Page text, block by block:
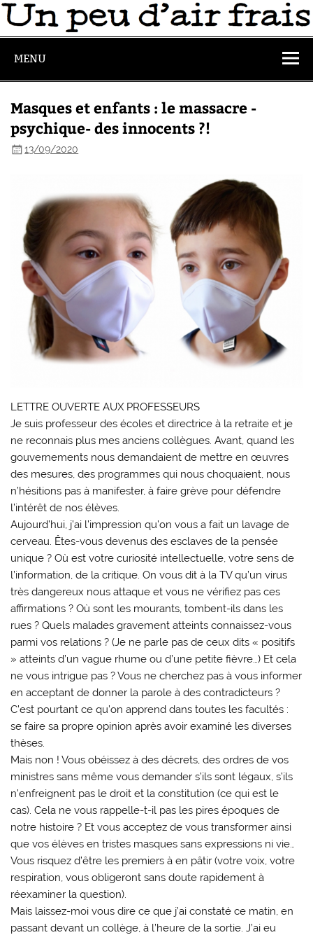
MENU
Masques et enfants : le massacre -
psychique- des innocents ?!
13/09/2020
LETTRE OUVERTE AUX PROFESSEURS
Je suis professeur des écoles et directrice à la retraite et je
ne reconnais plus mes anciens collègues. Avant, quand les
gouvernements nous demandaient de mettre en œuvres
des mesures, des programmes qui nous choquaient, nous
n’hésitions pas à manifester, à faire grève pour défendre
l’intérêt de nos élèves.
Aujourd’hui, j’ai l’impression qu’on vous a fait un lavage de
cerveau. Êtes-vous devenus des esclaves de la pensée
unique ? Où est votre curiosité intellectuelle, votre sens de
l’information, de la critique. On vous dit à la TV qu’un virus
très dangereux nous attaque et vous ne vérifiez pas ces
affirmations ? Où sont les mourants, tombent-ils dans les
rues ? Quels malades gravement atteints connaissez-vous
parmi vos relations ? (Je ne parle pas de ceux dits « positifs
» atteints d’un vague rhume ou d’une petite fièvre…) Et cela
ne vous intrigue pas ? Vous ne cherchez pas à vous informer
en acceptant de donner la parole à des contradicteurs ?
C’est pourtant ce qu’on apprend dans toutes les facultés :
se faire sa propre opinion après avoir examiné les diverses
thèses.
Mais non ! Vous obéissez à des décrets, des ordres de vos
ministres sans même vous demander s’ils sont légaux, s’ils
n’enfreignent pas le droit et la constitution (ce qui est le
cas). Cela ne vous rappelle-t-il pas les pires époques de
notre histoire ? Et vous acceptez de vous transformer ainsi
que vos élèves en tristes masques sans expressions ni vie…
Vous risquez d’être les premiers à en pâtir (votre voix, votre
respiration, vous obligeront sans doute rapidement à
réexaminer la question).
Mais laissez-moi vous dire ce que j’ai constaté ce matin, en
passant devant un collège, à l’heure de la sortie. J’ai eu